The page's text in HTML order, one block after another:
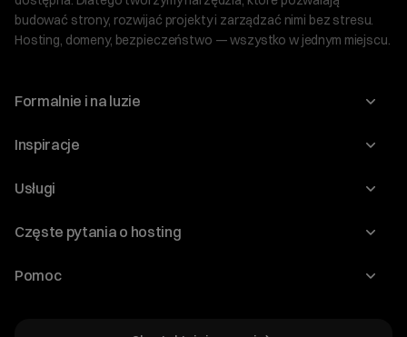
budować strony, rozwijać projekty i zarządzać nimi bez stresu.
Hosting, domeny, bezpieczeństwo — wszystko w jednym miejscu.
Formalnie i na luzie
O nas
Program Korzyści dla Inwestorów
Regulaminy i specyfikacje
Inspiracje
Blog
WordPress
Audyt stron
Usługi
Domeny
Częste pytania o hosting
Jak przenieść stronę?
Pomoc